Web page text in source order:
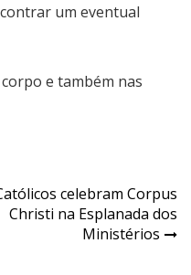
um eventual
e também nas
celebram Corpus
Christi na Esplanada dos
Ministérios